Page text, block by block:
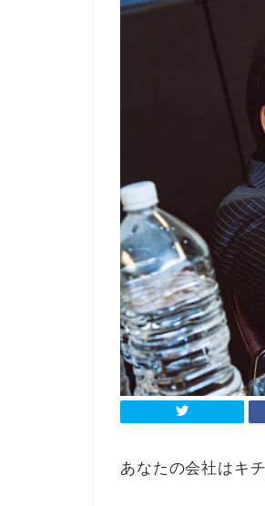
あなたの会社はキ